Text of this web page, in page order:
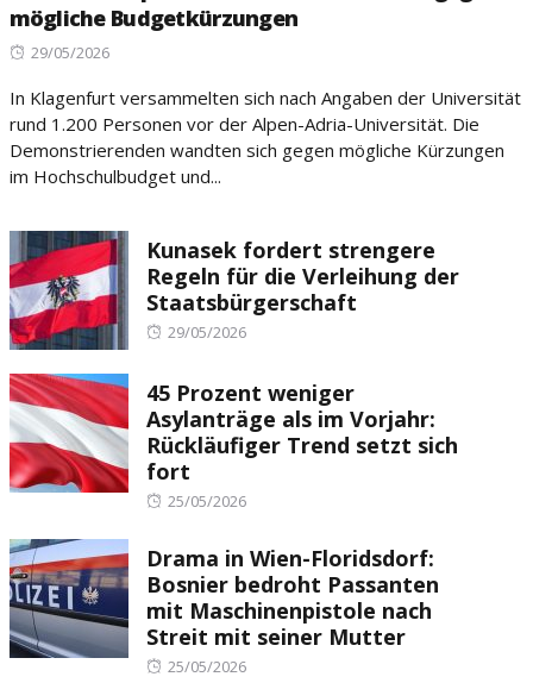
mögliche Budgetkürzungen
Posted
29/05/2026
In Klagenfurt versammelten sich nach Angaben der Universität
rund 1.200 Personen vor der Alpen-Adria-Universität. Die
Demonstrierenden wandten sich gegen mögliche Kürzungen
im Hochschulbudget und...
Kunasek fordert strengere
Regeln für die Verleihung der
Staatsbürgerschaft
Posted
29/05/2026
45 Prozent weniger
Asylanträge als im Vorjahr:
Rückläufiger Trend setzt sich
fort
Posted
25/05/2026
Drama in Wien-Floridsdorf:
Bosnier bedroht Passanten
mit Maschinenpistole nach
Streit mit seiner Mutter
Posted
25/05/2026